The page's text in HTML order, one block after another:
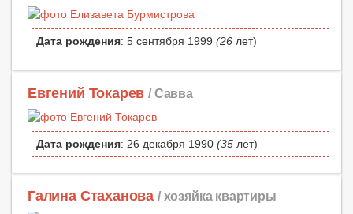
Дата рождения: 5 сентября 1999 (26 лет)
Евгений Токарев / Савва
Дата рождения: 26 декабря 1990 (35 лет)
Галина Стаханова / хозяйка квартиры